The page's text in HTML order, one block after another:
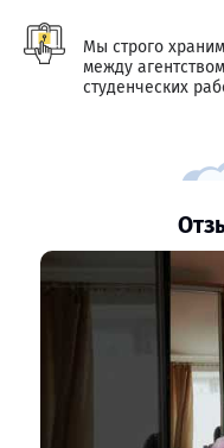
Мы строго
между
студенческих